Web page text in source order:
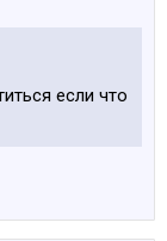
если что